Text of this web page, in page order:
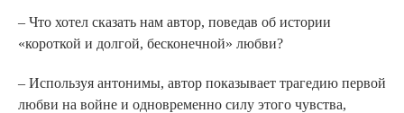
– Что хотел сказать нам автор, поведав об истории
«короткой и долгой, бесконечной» любви?
– Используя антонимы, автор показывает трагедию первой
любви на войне и одновременно силу этого чувства,